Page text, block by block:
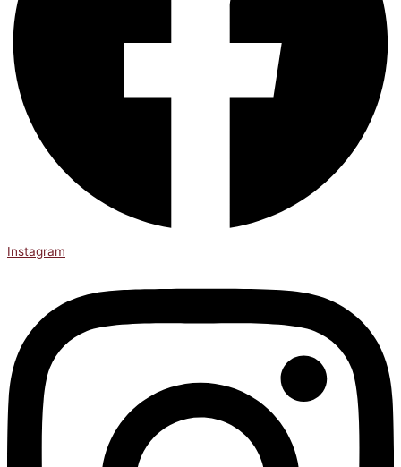
Instagram